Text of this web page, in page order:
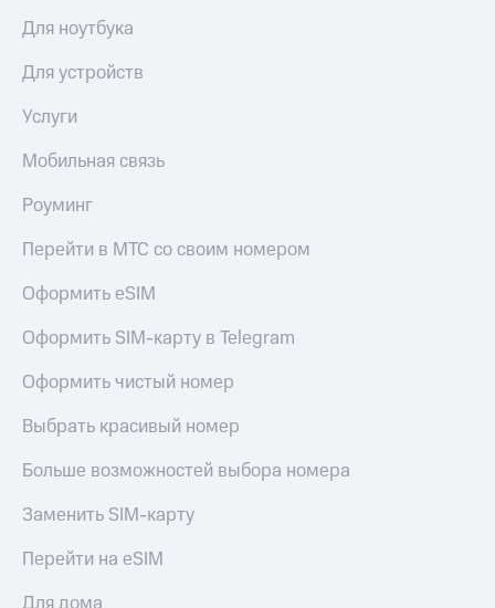
Для ноутбука
Для устройств
Услуги
Мобильная связь
Роуминг
Перейти в МТС со своим номером
Оформить eSIM
Оформить SIM-карту в Telegram
Оформить чистый номер
Выбрать красивый номер
Больше возможностей выбора номера
Заменить SIM-карту
Перейти на eSIM